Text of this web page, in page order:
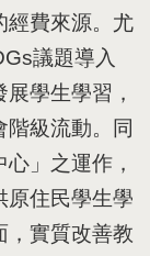
經費來源。尤
議題導入
學生學習，
級流動。同
」之運作，
原住民學生學
，實質改善教